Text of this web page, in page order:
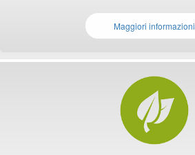
Maggiori informazioni